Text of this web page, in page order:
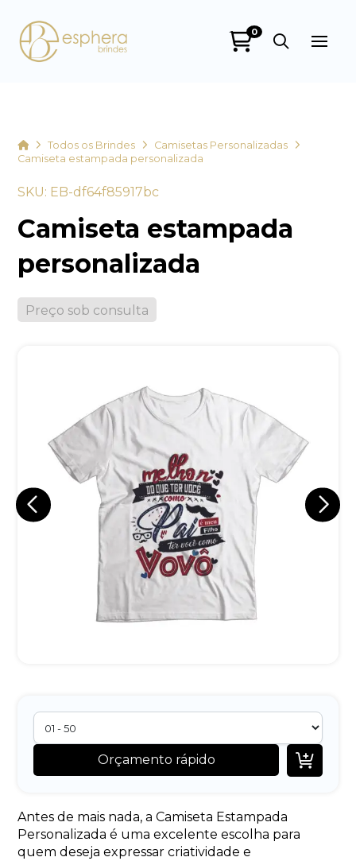
0
HomeTodos os Brindes
Camisetas Personalizadas
Camiseta estampada personalizada
SKU: EB-df64f85917bc
Camiseta estampada
personalizada
Preço sob consulta
Orçamento rápido 
Antes de mais nada, a Camiseta Estampada
Personalizada é uma excelente escolha para
quem deseja expressar criatividade e
Eu concordo em receber comunicações.
A nossa empresa está comprometida a proteger e respeitar
sua privacidade, utilizaremos seus dados apenas para fins
de marketing. Você pode alterar suas preferências a
qualquer momento.
Iniciar conversa